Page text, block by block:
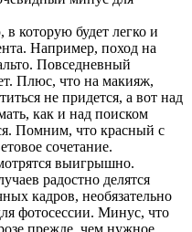
которую будет легко и
Например, поход на
Повседневный
Плюс, что на макияж,
не придется, а вот над
как и над поиском
Помним, что красный с
сочетание.
выигрышно.
радостно делятся
кадров, необязательно
фотосессии. Минус, что
прежде, чем нужное